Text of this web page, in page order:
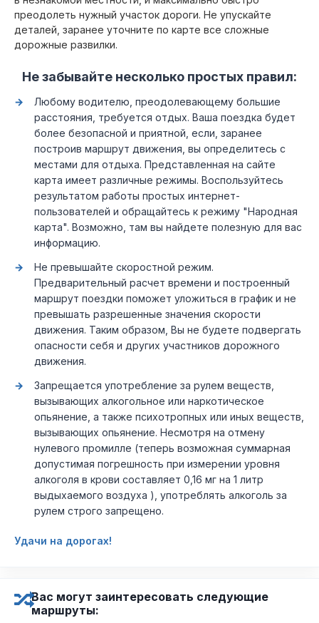
преодолеть нужный участок дороги. Не упускайте
деталей, заранее уточните по карте все сложные
дорожные развилки.
Не забывайте несколько простых правил:
Любому водителю, преодолевающему большие
расстояния, требуется отдых. Ваша поездка будет
более безопасной и приятной, если, заранее
построив маршрут движения, вы определитесь с
местами для отдыха. Представленная на сайте
карта имеет различные режимы. Воспользуйтесь
результатом работы простых интернет-
пользователей и обращайтесь к режиму "Народная
карта". Возможно, там вы найдете полезную для вас
информацию.
Не превышайте скоростной режим.
Предварительный расчет времени и построенный
маршрут поездки поможет уложиться в график и не
превышать разрешенные значения скорости
движения. Таким образом, Вы не будете подвергать
опасности себя и других участников дорожного
движения.
Запрещается употребление за рулем веществ,
вызывающих алкогольное или наркотическое
опьянение, а также психотропных или иных веществ,
вызывающих опьянение. Несмотря на отмену
нулевого промилле (теперь возможная суммарная
допустимая погрешность при измерении уровня
алкоголя в крови составляет 0,16 мг на 1 литр
выдыхаемого воздуха ), употреблять алкоголь за
рулем строго запрещено.
Удачи на дорогах!
Вас могут заинтересовать следующие
маршруты: